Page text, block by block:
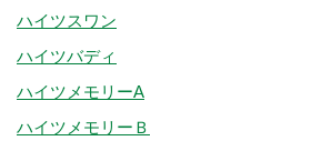
ハイツスワン
ハイツバディ
ハイツメモリーA
ハイツメモリーＢ